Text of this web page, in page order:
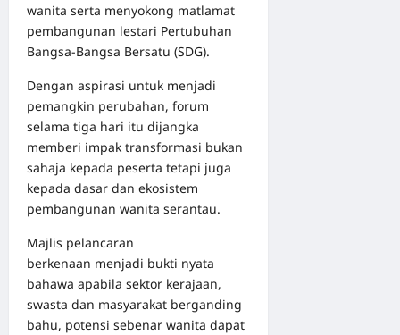
wanita serta menyokong matlamat
pembangunan lestari Pertubuhan
Bangsa-Bangsa Bersatu (SDG).
Dengan aspirasi untuk menjadi
pemangkin perubahan, forum
selama tiga hari itu dijangka
memberi impak transformasi bukan
sahaja kepada peserta tetapi juga
kepada dasar dan ekosistem
pembangunan wanita serantau.
Majlis pelancaran
berkenaan menjadi bukti nyata
bahawa apabila sektor kerajaan,
swasta dan masyarakat berganding
bahu, potensi sebenar wanita dapat